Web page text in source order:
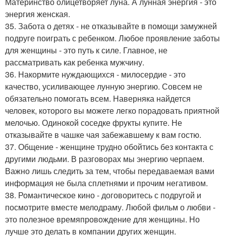
энергия женская.
35. Забота о детях - не отказывайте в помощи замужней
подруге поиграть с ребенком. Любое проявление заботы
для женщины - это путь к силе. Главное, не
рассматривать как ребенка мужчину.
36. Накормите нуждающихся - милосердие - это
качество, усиливающее лунную энергию. Совсем не
обязательно помогать всем. Наверняка найдется
человек, которого вы можете легко порадовать приятной
мелочью. Одинокой соседке фрукты купите. Не
отказывайте в чашке чая забежавшему к вам гостю.
37. Общение - женщине трудно обойтись без контакта с
другими людьми. В разговорах мы энергию черпаем.
Важно лишь следить за тем, чтобы передаваемая вами
информация не была сплетнями и прочим негативом.
38. Романтическое кино - договоритесь с подругой и
посмотрите вместе мелодраму. Любой фильм о любви -
это полезное времяпровождение для женщины. Но
лучше это делать в компании других женщин.